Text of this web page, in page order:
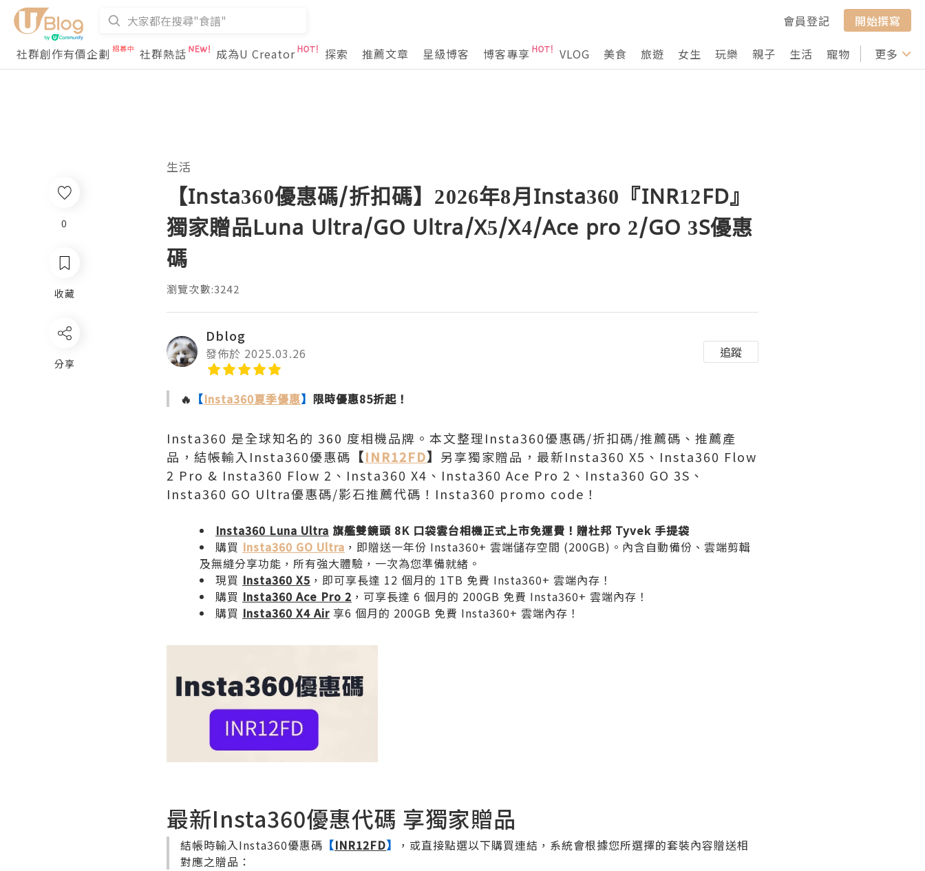
會員登記
開始撰寫
社群創作有價企劃
社群熱話 成為U Creator 探索 推薦文章 星級博客 博客專享 VLOG 美食 旅遊 女生 玩樂 親子 生活 寵物 行山 打卡
更多
0
收藏
分享
生活
【Insta360優惠碼/折扣碼】2026年8月Insta360『INR12FD』
獨家贈品Luna Ultra/GO Ultra/X5/X4/Ace pro 2/GO 3S優惠
碼
瀏覽次數:3242
Dblog
發佈於 2025.03.26 追蹤
🔥 【Insta360夏季優惠】 限時優惠85折起！
Insta360 是全球知名的 360 度相機品牌。本文整理Insta360優惠碼/折扣碼/推薦碼、推薦產
品，結帳輸入Insta360優惠碼 【INR12FD】 另享獨家贈品，最新Insta360 X5、Insta360 Flow
2 Pro & Insta360 Flow 2、Insta360 X4、Insta360 Ace Pro 2、Insta360 GO 3S、
Insta360 GO Ultra優惠碼/影石推薦代碼！Insta360 promo code！
Insta360 Luna Ultra 旗艦雙鏡頭 8K 口袋雲台相機正式上市免運費！贈杜邦 Tyvek 手提袋
購買 Insta360 GO Ultra ，即贈送一年份 Insta360+ 雲端儲存空間 (200GB)。內含自動備份、雲端剪輯
及無縫分享功能，所有強大體驗，一次為您準備就緒。
現買 Insta360 X5 ，即可享長達 12 個月的 1TB 免費 Insta360+ 雲端內存！
購買 Insta360 Ace Pro 2 ，可享長達 6 個月的 200GB 免費 Insta360+ 雲端內存！
購買 Insta360 X4 Air 享6 個月的 200GB 免費 Insta360+ 雲端內存！
最新Insta360優惠代碼 享獨家贈品
結帳時輸入Insta360優惠碼 【INR12FD】
，或直接點選以下購買連結，系統會根據您所選擇的套裝內容贈送相
對應之贈品：